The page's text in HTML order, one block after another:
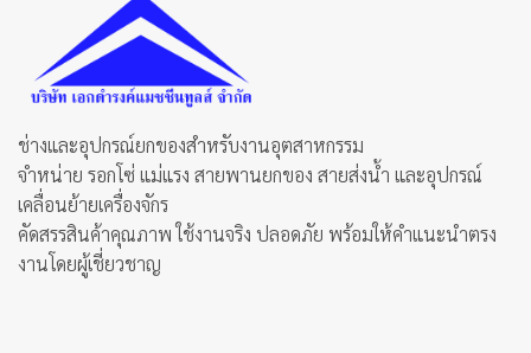
ช่างและอุปกรณ์ยกของสำหรับงานอุตสาหกรรม
จำหน่าย รอกโซ่ แม่แรง สายพานยกของ สายส่งน้ำ และอุปกรณ์
เคลื่อนย้ายเครื่องจักร
คัดสรรสินค้าคุณภาพ ใช้งานจริง ปลอดภัย พร้อมให้คำแนะนำตรง
งานโดยผู้เชี่ยวชาญ